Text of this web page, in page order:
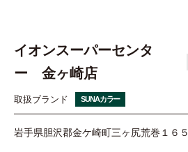
イオンスーパーセンタ
ー 金ヶ崎店
取扱ブランド SUNAカラー
岩手県胆沢郡金ケ崎町三ヶ尻荒巻１６５